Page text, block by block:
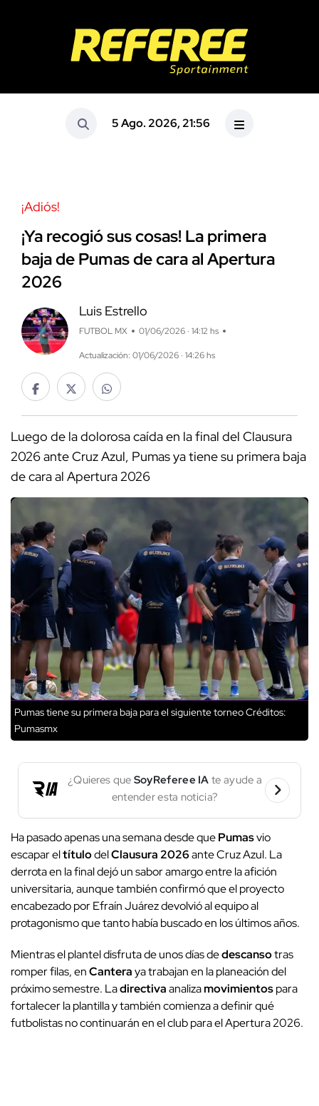
5 Ago. 2026, 21:56
¡Adiós!
¡Ya recogió sus cosas! La primera
baja de Pumas de cara al Apertura
2026
Luis Estrello
FUTBOL MX 01/06/2026 · 14:12 hs
Actualización: 01/06/2026 · 14:26 hs
Luego de la dolorosa caída en la final del Clausura
2026 ante Cruz Azul, Pumas ya tiene su primera baja
de cara al Apertura 2026
Pumas tiene su primera baja para el siguiente torneoCréditos:
Pumasmx
¿Quieres que SoyReferee IA te ayude a
entender esta noticia?
Ha pasado apenas una semana desde quePumasvio
escapar eltítulodelClausura 2026ante Cruz Azul. La
derrota en la final dejó un sabor amargo entre la afición
universitaria, aunque también confirmó que el proyecto
encabezado por Efraín Juárez devolvió al equipo al
protagonismo que tanto había buscado en los últimos años.
Mientras el plantel disfruta de unos días dedescansotras
romper filas, enCanteraya trabajan en la planeación del
próximo semestre. Ladirectivaanalizamovimientospara
fortalecer la plantilla y también comienza a definir qué
futbolistas no continuarán en el club para el Apertura 2026.